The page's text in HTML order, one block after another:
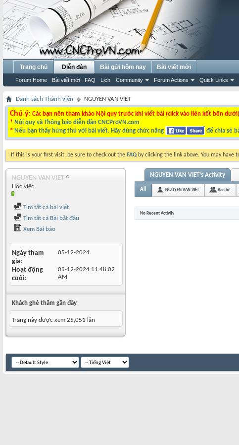
Trang chủ Diễn đàn
Forum Home Bài viết mới FAQ Lịch Community Forum Actions Quick Links
Bài gửi hôm nay Bài viết mới
Danh sách Thành viên NGUYEN VAN VIET
Chú ý: Các bạn nên tham khảo Nội quy trước khi viết bài (click vào liên kết bên
* Nội quy và Thông báo diễn đàn CNCProVN.com
* Nếu bạn thấy hứng thú với bài viết. Hãy dùng chức năng để chia sẻ
If this is your first visit, be sure to check out the FAQ by clicking the link above. You may have
NGUYEN VAN VIET
Học việc
Tìm tất cả bài viết
Tìm tất cả Bài bắt đầu
Xem Bài báo
Ngày tham
gia
05-12-2024
Hoạt động
cuối
05-12-2024 11:48:02
AM
Khách ghé thăm gần đây
Trang này được xem 25,051 lần
NGUYEN VAN VIET's Activity
All NGUYEN VAN VIET Bạn bè
No Recent Activity